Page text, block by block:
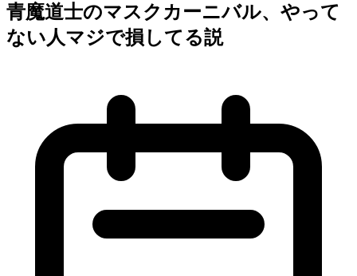
青魔道士のマスクカーニバル、やって
ない人マジで損してる説